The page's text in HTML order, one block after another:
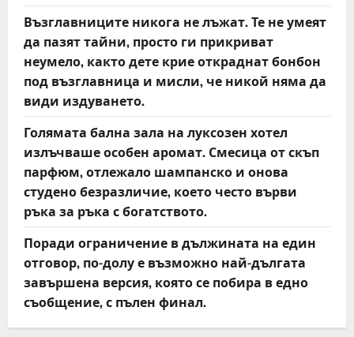
Възглавниците никога не лъжат. Те не умеят
да пазят тайни, просто ги прикриват
неумело, както дете крие откраднат бонбон
под възглавница и мисли, че никой няма да
види издуването.
Голямата бална зала на луксозен хотел
излъчваше особен аромат. Смесица от скъп
парфюм, отлежало шампанско и онова
студено безразличие, което често върви
ръка за ръка с богатството.
Поради ограничение в дължината на един
отговор, по-долу е възможно най-дългата
завършена версия, която се побира в едно
съобщение, с пълен финал.